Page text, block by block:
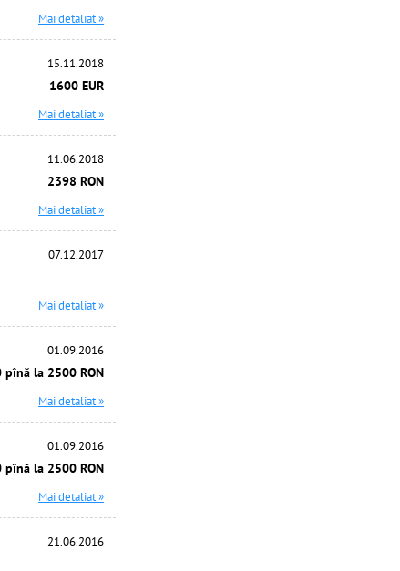
Mai detaliat »
15.11.2018
1600 EUR
Mai detaliat »
11.06.2018
2398 RON
Mai detaliat »
07.12.2017
Mai detaliat »
01.09.2016
la 2500 RON
Mai detaliat »
01.09.2016
la 2500 RON
Mai detaliat »
21.06.2016